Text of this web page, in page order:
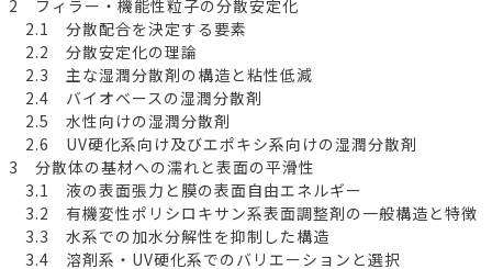
2 フィラー・機能性粒子の分散安定化
2.1 分散配合を決定する要素
2.2 分散安定化の理論
2.3 主な湿潤分散剤の構造と粘性低減
2.4 バイオベースの湿潤分散剤
2.5 水性向けの湿潤分散剤
2.6 UV硬化系向け及びエポキシ系向けの湿潤分散剤
3 分散体の基材への濡れと表面の平滑性
3.1 液の表面張力と膜の表面自由エネルギー
3.2 有機変性ポリシロキサン系表面調整剤の一般構造と特徴
3.3 水系での加水分解性を抑制した構造
3.4 溶剤系・UV硬化系でのバリエーションと選択